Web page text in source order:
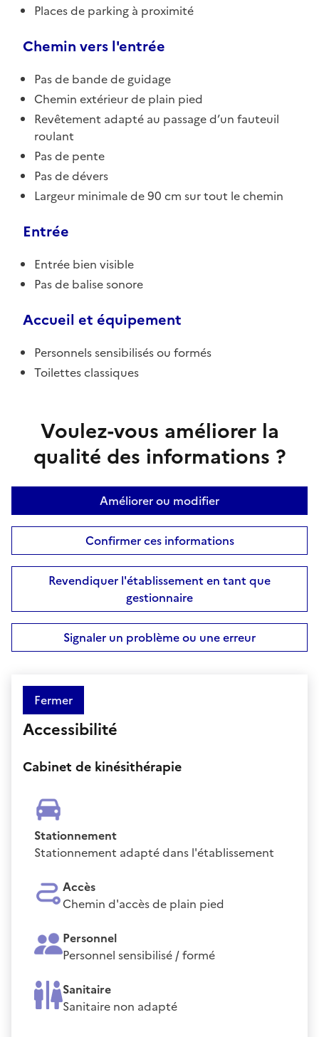
Places de parking à proximité
Chemin vers l'entrée
Pas de bande de guidage
Chemin extérieur de plain pied
Revêtement adapté au passage d’un fauteuil
roulant
Pas de pente
Pas de dévers
Largeur minimale de 90 cm sur tout le chemin
Entrée
Entrée bien visible
Pas de balise sonore
Accueil et équipement
Personnels sensibilisés ou formés
Toilettes classiques
Voulez-vous améliorer la
qualité des informations ?
Améliorer ou modifier
Confirmer ces informations
Revendiquer l'établissement en tant que
gestionnaire
Signaler un problème ou une erreur
Fermer
Accessibilité
Cabinet de kinésithérapie
Stationnement
Stationnement adapté dans l'établissement
Accès
Chemin d'accès de plain pied
Personnel
Personnel sensibilisé / formé
Sanitaire
Sanitaire non adapté